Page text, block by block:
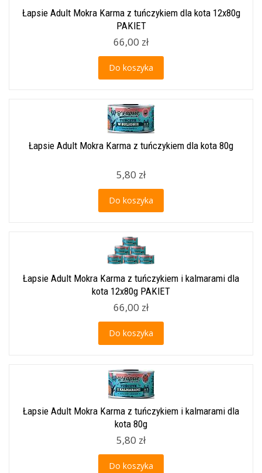
Łapsie Adult Mokra Karma z tuńczykiem dla kota 12x80g
PAKIET
66,00 zł
Do koszyka
Łapsie Adult Mokra Karma z tuńczykiem dla kota 80g
5,80 zł
Do koszyka
Łapsie Adult Mokra Karma z tuńczykiem i kalmarami dla
kota 12x80g PAKIET
66,00 zł
Do koszyka
Łapsie Adult Mokra Karma z tuńczykiem i kalmarami dla
kota 80g
5,80 zł
Do koszyka